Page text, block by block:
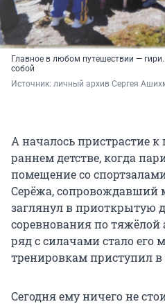
Главное в любом путешествии — гири.
собой
Источник: личный архив Сергея
А началось пристрастие к
раннем детстве, когда
помещение со
Серёжа, сопровождавший
заглянул в приоткрытую
соревнования по тяжёлой
ряд с силачами стало его
тренировкам приступил в
Сегодня ему ничего не